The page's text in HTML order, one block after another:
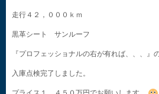
走行４２，０００ｋｍ
黒革シート サンルーフ
『プロフェッショナルの右が有れば、、、』
入庫点検完了しました。